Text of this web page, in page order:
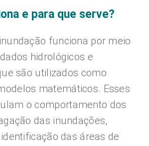
e para que serve?
funciona por meio
hidrológicos e
são utilizados como
matemáticos. Esses
o comportamento dos
das inundações,
das áreas de